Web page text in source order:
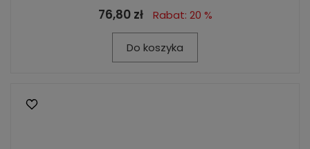
76,80 zł Rabat: 20 %
Do koszyka